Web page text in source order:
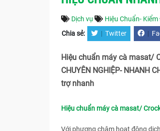
Dịch vụ Hiệu Chuẩn-
Chia sẻ: | Twitter |
Hiệu chuẩn máy cà masat/
CHUYÊN NGHIỆP- NHANH
trợ nhanh
Hiệu chuẩn máy cà masat/
Với phương châm hoạt động